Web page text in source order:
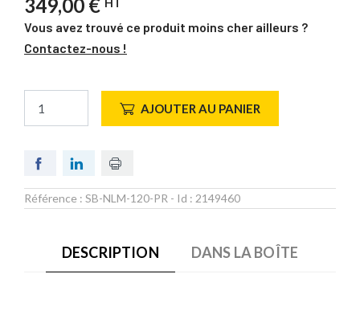
349,00 € HT
Vous avez trouvé ce produit moins cher ailleurs ?
Contactez-nous !
AJOUTER AU PANIER
Référence : SB-NLM-120-PR - Id : 2149460
DESCRIPTION DANS LA BOÎTE